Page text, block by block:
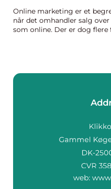
Online marketing er et
når det omhandler salg
som online. Der er dog flere
web: